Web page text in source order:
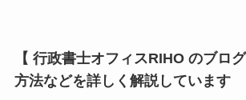
【 行政書士オフィスRIHO のブロ
方法などを詳しく解説しています